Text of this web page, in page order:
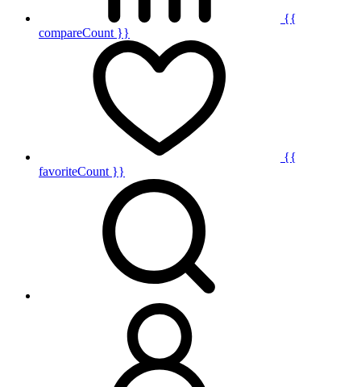
{{
compareCount }}
{{
favoriteCount }}